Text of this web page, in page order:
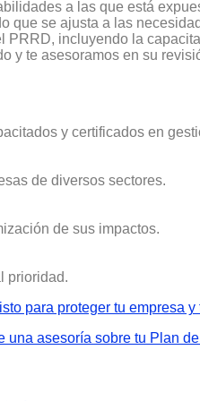
a las que está
que se ajusta a las
PRRD, incluyendo la
y te asesoramos en su
y certificados en
de diversos sectores.
de sus impactos.
prioridad.
para proteger tu empresa
una asesoría sobre tu Plan